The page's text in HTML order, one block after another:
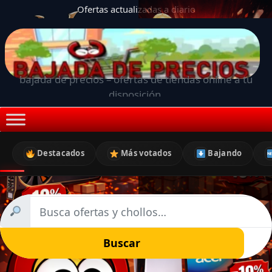
Ofertas actualizadas a diario
bajada de precios – ofertas de tiendas online a tu
disposición.
Destacados Más votados Bajando
Buscar